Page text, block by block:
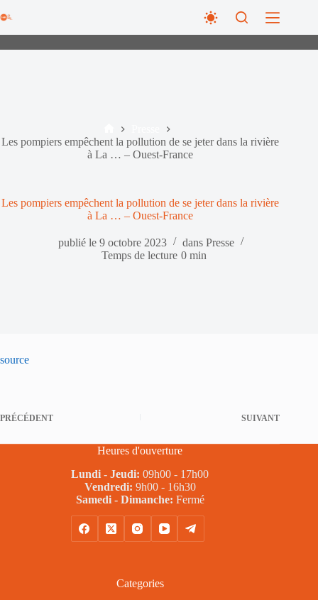
au
Accueil
Les pompiers empêchent la pollution de se jeter dans la rivière
à La … – Ouest-France
Les pompiers empêchent la pollution de se jeter dans la rivière
à La … – Ouest-France
publié le 9 octobre 2023 dans Presse
Temps de lecture 0 min
source
PRÉCÉDENT SUIVANT
Heures d'ouverture
Lundi - Jeudi: 09h00 - 17h00
Vendredi: 9h00 - 16h30
Samedi - Dimanche: Fermé
Categories